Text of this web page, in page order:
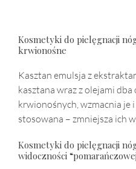
Kosmetyki do pielęgnacji
krwionośne
Kasztan emulsja z
kasztana wraz z olejami
krwionośnych, wzmacnia je
stosowana – zmniejsza ich
Kosmetyki do pielęgnacji
widoczności